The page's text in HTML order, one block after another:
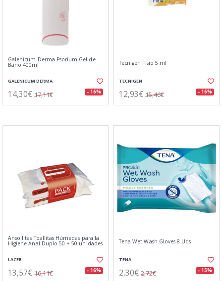
Galenicum Derma Psorium Gel de
Baño 400ml
GALENICUM DERMA
14,30€ 17,11€ - 16%
Tecnigen Fisio 5 ml
TECNIGEN
12,93€ 15,46€ - 16%
Ansollitas Toallitas Húmedas para la
Higiene Anal Duplo 50 + 50 unidades
LACER
13,57€ 16,11€ - 16%
Tena Wet Wash Gloves 8 Uds
TENA
2,30€ 2,72€ - 15%